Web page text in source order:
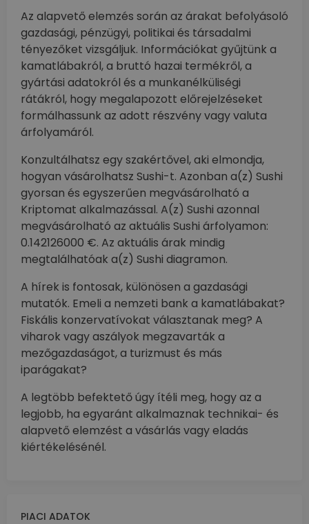
Az alapvető elemzés során az árakat befolyásoló
gazdasági, pénzügyi, politikai és társadalmi
tényezőket vizsgáljuk. Információkat gyűjtünk a
kamatlábakról, a bruttó hazai termékről, a
gyártási adatokról és a munkanélküliségi
rátákról, hogy megalapozott előrejelzéseket
formálhassunk az adott részvény vagy valuta
árfolyamáról.
Konzultálhatsz egy szakértővel, aki elmondja,
hogyan vásárolhatsz Sushi-t. Azonban a(z) Sushi
gyorsan és egyszerűen megvásárolható a
Kriptomat alkalmazással. A(z) Sushi azonnal
megvásárolható az aktuális Sushi árfolyamon:
0.142126000 €. Az aktuális árak mindig
megtalálhatóak a(z) Sushi diagramon.
A hírek is fontosak, különösen a gazdasági
mutatók. Emeli a nemzeti bank a kamatlábakat?
Fiskális konzervatívokat választanak meg? A
viharok vagy aszályok megzavarták a
mezőgazdaságot, a turizmust és más
iparágakat?
A legtöbb befektető úgy ítéli meg, hogy az a
legjobb, ha egyaránt alkalmaznak technikai- és
alapvető elemzést a vásárlás vagy eladás
kiértékelésénél.
PIACI ADATOK